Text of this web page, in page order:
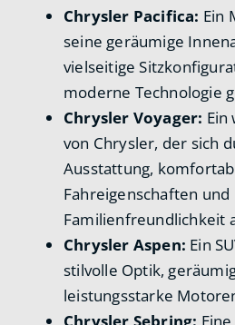
Chrysler Pacifica: Ein
seine geräumige
vielseitige
moderne Technologie
Chrysler Voyager: Ein
von Chrysler, der sich
Ausstattung,
Fahreigenschaften und
Familienfreundlichkeit
Chrysler Aspen: Ein
stilvolle Optik,
leistungsstarke